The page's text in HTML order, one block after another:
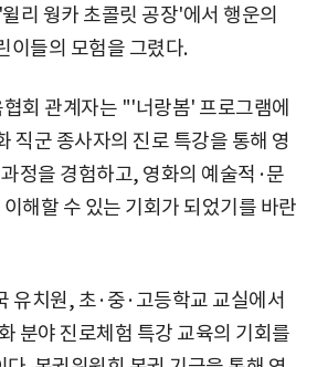
리 웡카 초콜릿 공장'에서 행운의
이들의 모험을 그렸다.
회 관계자는 "'너랑봄' 프로그램에
직군 종사자의 진로 특강을 통해 영
정을 경험하고, 영화의 예술적·문
해할 수 있는 기회가 되었기를 바란
유치원, 초·중·고등학교 교실에서
분야 진로체험 특강 교육의 기회를